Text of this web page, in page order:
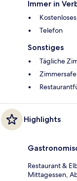
Immer in
Telefon
Sonstiges
Tägliche
Zimmersafe
Highlights
Restaurant &
Mittagessen,